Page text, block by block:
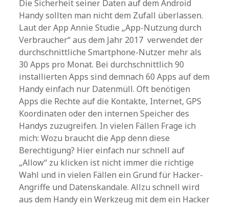
Die Sicherheit seiner Daten auf dem Android
Handy sollten man nicht dem Zufall überlassen.
Laut der App Annie Studie „App-Nutzung durch
Verbraucher“ aus dem Jahr 2017 verwendet der
durchschnittliche Smartphone-Nutzer mehr als
30 Apps pro Monat. Bei durchschnittlich 90
installierten Apps sind demnach 60 Apps auf dem
Handy einfach nur Datenmüll. Oft benötigen
Apps die Rechte auf die Kontakte, Internet, GPS
Koordinaten oder den internen Speicher des
Handys zuzugreifen. In vielen Fällen Frage ich
mich: Wozu braucht die App denn diese
Berechtigung? Hier einfach nur schnell auf
„Allow“ zu klicken ist nicht immer die richtige
Wahl und in vielen Fällen ein Grund für Hacker-
Angriffe und Datenskandale. Allzu schnell wird
aus dem Handy ein Werkzeug mit dem ein Hacker